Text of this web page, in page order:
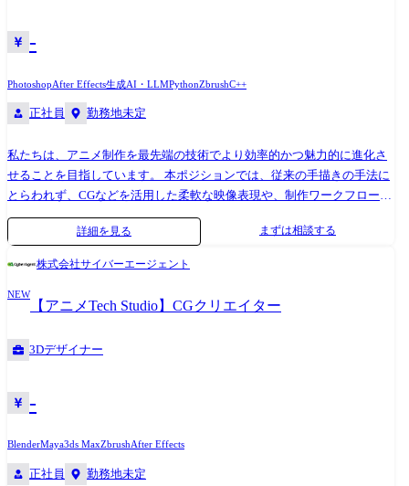
の実施 ・FigmaやProtoPieなどを用いたプロトタイピング ・AfterEffectsを
-
PhotoshopAfter Effects生成AI・LLMPythonZbrushC++
正社員 勤務地未定
私たちは、アニメ制作を最先端の技術でより効率的かつ魅力的に進化さ
せることを目指しています。 本ポジションでは、従来の手描きの手法に
とらわれず、CGなどを活用した柔軟な映像表現や、制作ワークフローの
効率化に貢献できる方を求めています。 ●チームの文化や体制、働く環
められるため、その課題に対してメンバー全員が、技術的な調査や研究
を自ら行い、次世代のアニメ制作の可能性を広げることができる環境で
す。 ≪関連記事≫ ●サイバーエージェント × エンタメについて ・【エン
タメ×テクノロジー】エンタメテックを次の事業の“柱”にエンタメテック
における強みhttps://www.cyberagent.co.jp/way/list/detail/id=28674 ●アニ
ス一覧 https://prtimes.jp/main/html/searchrlp/company_id/155471 ・世界に
響くIPを創出へ サイバーエージェントのアニメ&IP事業戦略の全貌
展望 https://animeanime.jp/article/2025/01/10/88654.html
詳細を見る まずは相談する
株式会社サイバーエージェント
NEW
【アニメTech Studio】CGクリエイター
3Dデザイナー
-
BlenderMaya3ds MaxZbrushAfter Effects
正社員 勤務地未定